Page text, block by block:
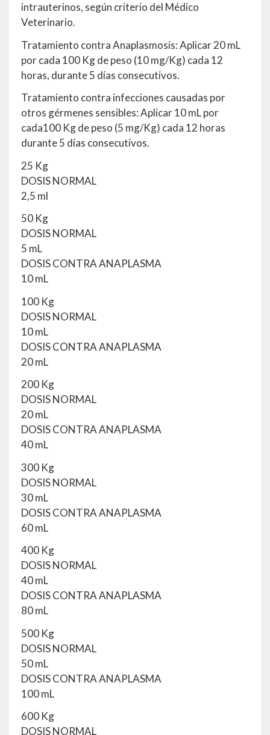
intrauterinos, según criterio del Médico
Veterinario.
Tratamiento contra Anaplasmosis: Aplicar 20 mL
por cada 100 Kg de peso (10 mg/Kg) cada 12
horas, durante 5 días consecutivos.
Tratamiento contra infecciones causadas por
otros gérmenes sensibles: Aplicar 10 mL por
cada100 Kg de peso (5 mg/Kg) cada 12 horas
durante 5 días consecutivos.
25 Kg
DOSIS NORMAL
2,5 ml
50 Kg
DOSIS NORMAL
5 mL
DOSIS CONTRA ANAPLASMA
10 mL
100 Kg
DOSIS NORMAL
10 mL
DOSIS CONTRA ANAPLASMA
20 mL
200 Kg
DOSIS NORMAL
20 mL
DOSIS CONTRA ANAPLASMA
40 mL
300 Kg
DOSIS NORMAL
30 mL
DOSIS CONTRA ANAPLASMA
60 mL
400 Kg
DOSIS NORMAL
40 mL
DOSIS CONTRA ANAPLASMA
80 mL
500 Kg
DOSIS NORMAL
50 mL
DOSIS CONTRA ANAPLASMA
100 mL
600 Kg
DOSIS NORMAL